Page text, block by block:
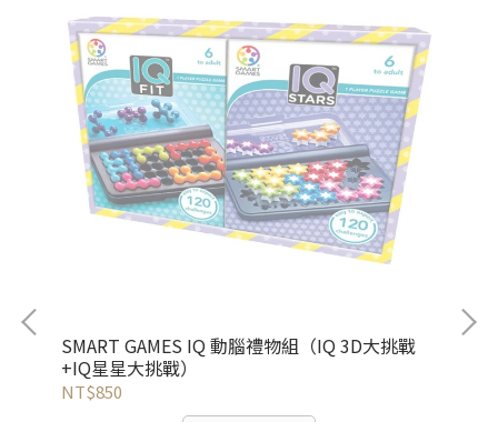
SMART GAMES IQ 動腦禮物組（IQ 3D大挑戰
+IQ星星大挑戰）
NT$850